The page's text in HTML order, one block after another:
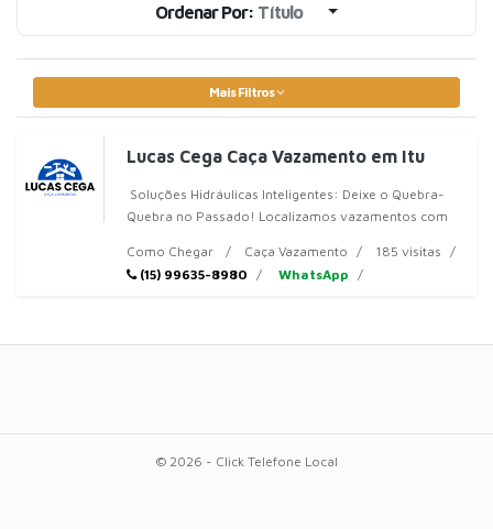
Ordenar Por: Título
Mais Filtros
Lucas Cega Caça Vazamento em Itu
Soluções Hidráulicas Inteligentes: Deixe o Quebra-
Quebra no Passado! Localizamos vazamentos com
do
Como Chegar Caça Vazamento
185 visitas
(15) 99635-8980
WhatsApp
© 2026 - Click Telefone Local